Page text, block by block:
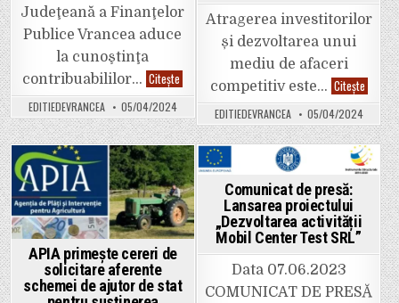
Judeţeană a Finanţelor
Publice Vrancea aduce
la cunoştinţa
contribuabililor… Citește
de
la
Naţională
de
Administrare
Fiscală
(ANAF)
EDITIEDEVRANCEA 05/04/2024
Atragerea investitorilor
și dezvoltarea unui
mediu de afaceri
competitiv este… CiteșteParcul
un
proiect
major
pentru
pregătit
pentru
depus
fonduri
EDITIEDEVRANCEA 05/04/2024
Posted
in
APIA primește cereri de
solicitare aferente
schemei de ajutor de stat
in
Comunicat de presă:
Lansarea proiectului
„Dezvoltarea activității
Mobil Center Test SRL”
Data 07.06.2023
COMUNICAT DE PRESĂ